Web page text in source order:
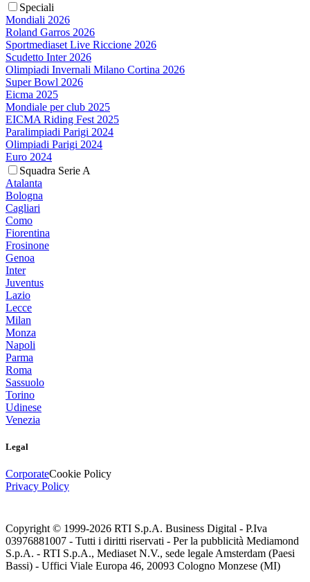
Speciali
Mondiali 2026
Roland Garros 2026
Sportmediaset Live Riccione 2026
Scudetto Inter 2026
Olimpiadi Invernali Milano Cortina 2026
Super Bowl 2026
Eicma 2025
Mondiale per club 2025
EICMA Riding Fest 2025
Paralimpiadi Parigi 2024
Olimpiadi Parigi 2024
Euro 2024
Squadra Serie A
Atalanta
Bologna
Cagliari
Como
Fiorentina
Frosinone
Genoa
Inter
Juventus
Lazio
Lecce
Milan
Monza
Napoli
Parma
Roma
Sassuolo
Torino
Udinese
Venezia
Legal
CorporateCookie Policy
Privacy Policy
Copyright © 1999-2026 RTI S.p.A. Business Digital - P.Iva
03976881007 - Tutti i diritti riservati - Per la pubblicità Mediamond
S.p.A. - RTI S.p.A., Mediaset N.V., sede legale Amsterdam (Paesi
Bassi) - Uffici Viale Europa 46, 20093 Cologno Monzese (MI)